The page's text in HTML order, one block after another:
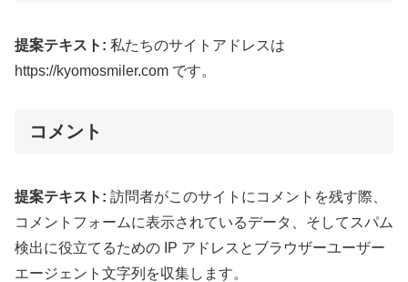
提案テキスト: 私たちのサイトアドレスは
https://kyomosmiler.com です。
コメント
提案テキスト: 訪問者がこのサイトにコメントを残す際、
コメントフォームに表示されているデータ、そしてスパム
検出に役立てるための IP アドレスとブラウザーユーザー
エージェント文字列を収集します。